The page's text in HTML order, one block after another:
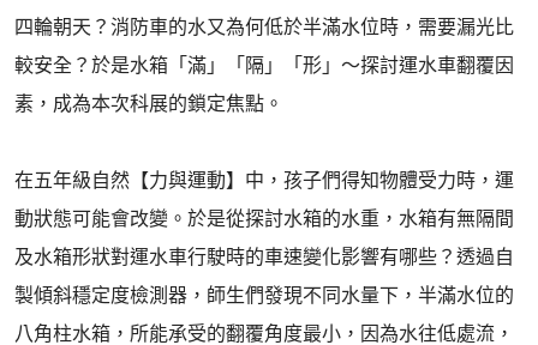
四輪朝天？消防車的水又為何低於半滿水位時，需要漏光比
較安全？於是水箱「滿」「隔」「形」～探討運水車翻覆因
素，成為本次科展的鎖定焦點。
在五年級自然【力與運動】中，孩子們得知物體受力時，運
動狀態可能會改變。於是從探討水箱的水重，水箱有無隔間
及水箱形狀對運水車行駛時的車速變化影響有哪些？透過自
製傾斜穩定度檢測器，師生們發現不同水量下，半滿水位的
八角柱水箱，所能承受的翻覆角度最小，因為水往低處流，